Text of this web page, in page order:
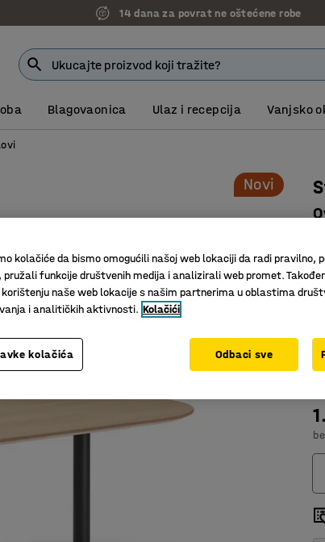
14 dana za povrat ne oštećene robe
Blagovaonica Ulaz i recepcija Vanjsko
Novi
kolačiće da bismo omogućili našoj web lokaciji da radi pravilno,
pružali funkcije društvenih medija i analizirali web promet.
naše web lokacije s našim partnerima u oblastima
i analitičkih aktivnosti. Kolačići
kolačića Odbaci sve